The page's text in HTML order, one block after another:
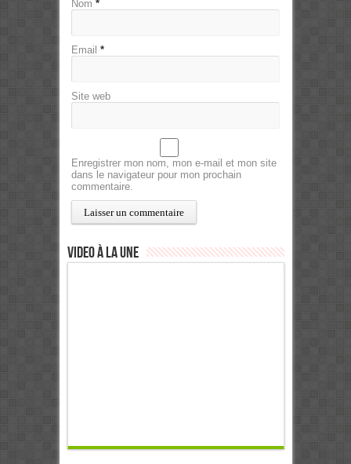
Nom *
Email *
Site web
Enregistrer mon nom, mon e-mail et mon site
dans le navigateur pour mon prochain
commentaire.
Video à la Une